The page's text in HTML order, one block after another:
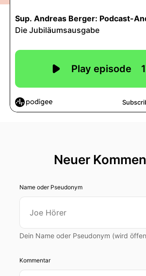
Neuer
Name oder Pseudonym
Dein Name oder Pseudonym (wird
Kommentar